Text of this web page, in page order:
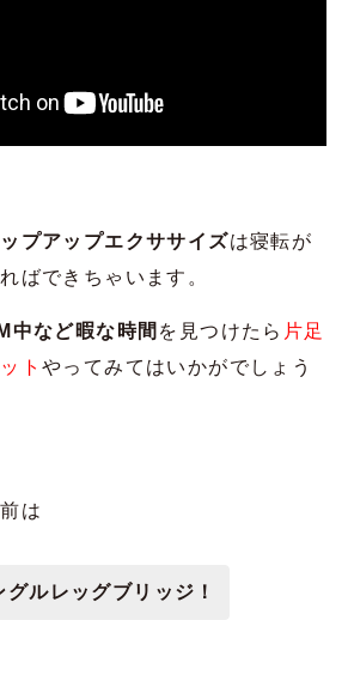
ップアップエクササイズは寝転が
ばできちゃいます。
中など暇な時間 を見つけたら 片足
ト やってみてはいかがでしょう
は
グルレッグブリッジ！